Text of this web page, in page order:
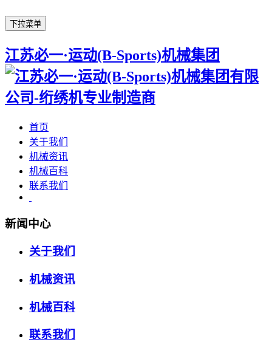
下拉菜单
江苏必一·运动(B-Sports)机械集团
首页
关于我们
机械资讯
机械百科
联系我们
新闻中心
关于我们
机械资讯
机械百科
联系我们